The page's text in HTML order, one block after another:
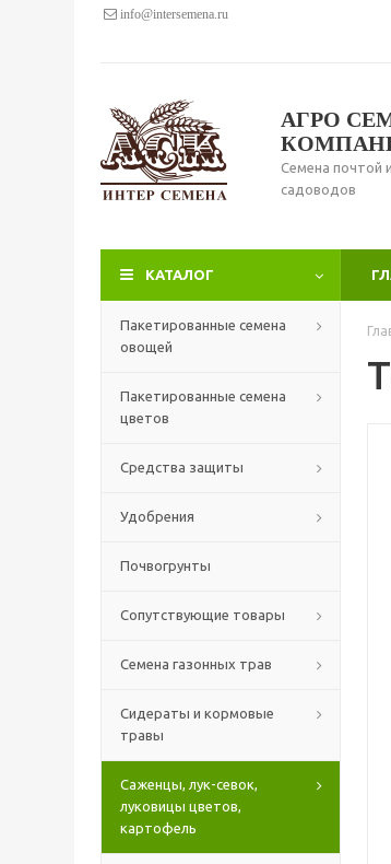
info@intersemena.ru
АГРО
Семена почтой
садоводов
КАТАЛОГ
Пакетированные семена
овощей
Пакетированные семена
цветов
Средства защиты
Удобрения
Почвогрунты
Сопутствующие товары
Семена газонных трав
Сидераты и кормовые
травы
Саженцы, лук-севок,
луковицы цветов,
картофель